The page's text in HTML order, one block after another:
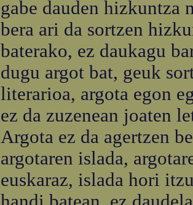
gabe dauden hizkuntza
bera ari da sortzen
baterako, ez daukagu
dugu argot bat, geuk
literarioa, argota egon
ez da zuzenean joaten
Argota ez da agertzen
argotaren islada,
euskaraz, islada hori